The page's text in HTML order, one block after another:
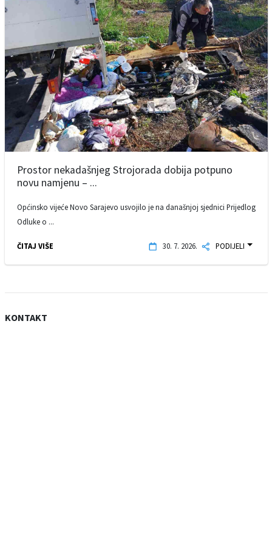
Prostor nekadašnjeg Strojorada dobija potpuno
novu namjenu – ...
Općinsko vijeće Novo Sarajevo usvojilo je na današnjoj sjednici Prijedlog
Odluke o ...
ČITAJ VIŠE 30. 7. 2026. PODIJELI
KONTAKT